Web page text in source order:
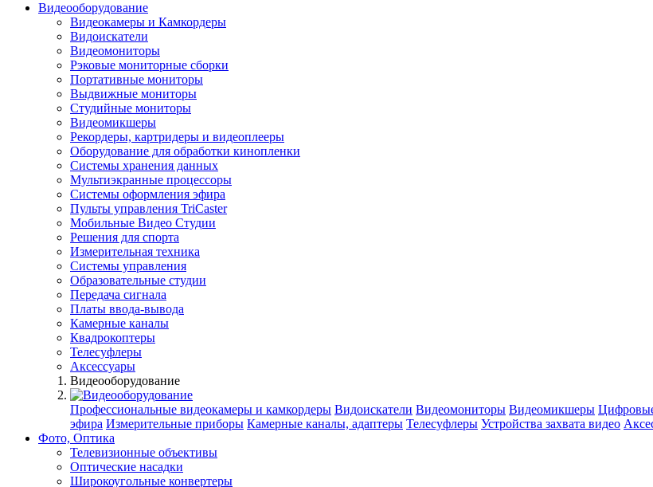
Видеооборудование
Видеокамеры и Камкордеры
Видоискатели
Видеомониторы
Рэковые мониторные сборки
Портативные мониторы
Выдвижные мониторы
Студийные мониторы
Видеомикшеры
Рекордеры, картридеры и видеоплееры
Оборудование для обработки кинопленки
Системы хранения данных
Мультиэкранные процессоры
Системы оформления эфира
Пульты управления TriCaster
Мобильные Видео Студии
Решения для спорта
Измерительная техника
Системы управления
Образовательные студии
Передача сигнала
Платы ввода-вывода
Камерные каналы
Квадрокоптеры
Телесуфлеры
Аксессуары
Видеооборудование
Профессиональные видеокамеры и камкордеры Видоискатели Видеомониторы Видеомикшеры
эфира Измерительные приборы Камерные каналы, адаптеры Телесуфлеры Устройства захвата видео
Фото, Оптика
Телевизионные объективы
Оптические насадки
Широкоугольные конвертеры